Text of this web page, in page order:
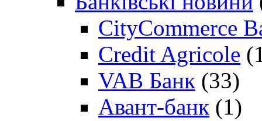
CityCommerce
Credit Agricole
VAB Банк (33)
Авант-банк (1)